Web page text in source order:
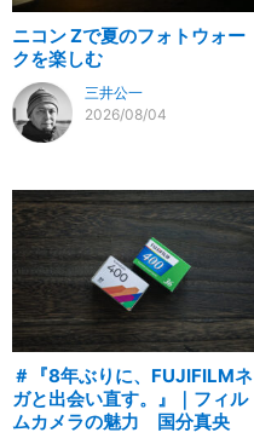
ニコン Zで夏のフォトウォー
クを楽しむ
三井公一
2026/08/04
＃『8年ぶりに、FUJIFILMネ
ガと出会い直す。』｜フィル
ムカメラの魅力 国分真央